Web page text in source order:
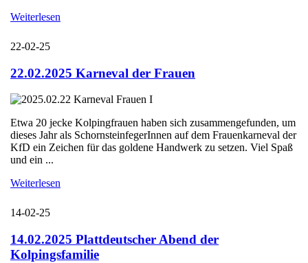
Weiterlesen
22-02-25
22.02.2025 Karneval der Frauen
Etwa 20 jecke Kolpingfrauen haben sich zusammengefunden, um
dieses Jahr als SchornsteinfegerInnen auf dem Frauenkarneval der
KfD ein Zeichen für das goldene Handwerk zu setzen. Viel Spaß
und ein ...
Weiterlesen
14-02-25
14.02.2025 Plattdeutscher Abend der
Kolpingsfamilie